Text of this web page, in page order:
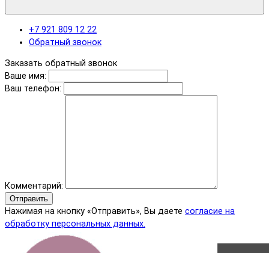
+7 921 809 12 22
Обратный звонок
Заказать обратный звонок
Ваше имя:
Ваш телефон:
Комментарий:
Отправить
Нажимая на кнопку «Отправить», Вы даете согласие на
обработку персональных данных.